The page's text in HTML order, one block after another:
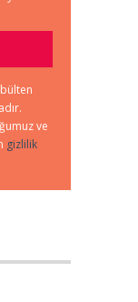
ve
gizlilik